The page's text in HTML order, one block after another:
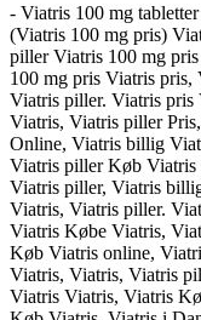
- Viatris 100 mg
(Viatris 100 mg pris)
piller Viatris 100 mg
100 mg pris Viatris
Viatris piller. Viatris
Viatris, Viatris piller
Online, Viatris billig
Viatris piller Køb
Viatris piller, Viatris
Viatris, Viatris piller.
Viatris Købe Viatris,
Køb Viatris online,
Viatris, Viatris, Viatris
Viatris Viatris, Viatris